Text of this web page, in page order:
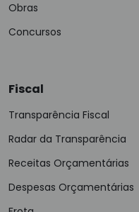
Obras
Concursos
Fiscal
Transparência Fiscal
Radar da Transparência
Receitas Orçamentárias
Despesas Orçamentárias